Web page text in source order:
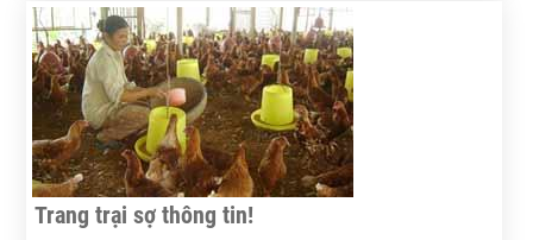
dân ĐBSCL đang trông chờ việc đầu tư thúc đẩy cơ
giới hoá.
Trang trại sợ thông tin!